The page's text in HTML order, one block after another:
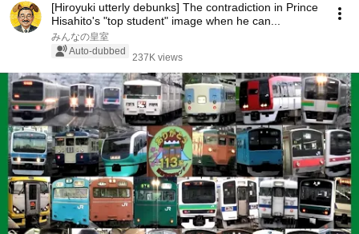
[Hiroyuki utterly debunks] The contradiction in Prince
Hisahito's "top student" image when he can...
みんなの皇室
Auto-dubbed
237K views